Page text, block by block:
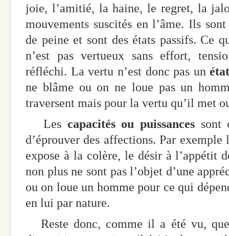
joie, l’amitié, la haine, le regret, la
mouvements suscités en l’âme. Ils
de peine et sont des états passifs. Ce
n’est pas vertueux sans effort,
réfléchi. La vertu n’est donc pas un
ne blâme ou on ne loue pas un
traversent mais pour la vertu qu’il met
Les capacités ou puissances sont
d’éprouver des affections. Par
expose à la colère, le désir à l’appétit
non plus ne sont pas l’objet d’une
ou on loue un homme pour ce qui
en lui par nature.
Reste donc, comme il a été vu,